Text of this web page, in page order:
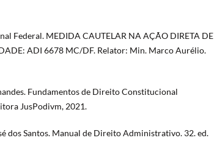
Federal. MEDIDA CAUTELAR NA AÇÃO DIRETA DE
ADI 6678 MC/DF. Relator: Min. Marco Aurélio.
Fundamentos de Direito Constitucional
JusPodivm, 2021.
dos Santos. Manual de Direito Administrativo. 32. ed.